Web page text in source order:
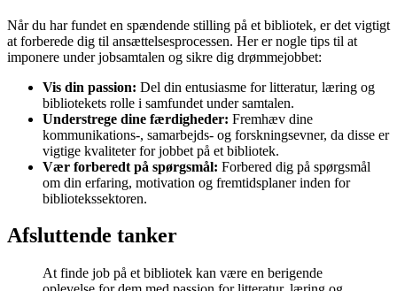
Når du har fundet en spændende stilling på et bibliotek, er det vigtigt
at forberede dig til ansættelsesprocessen. Her er nogle tips til at
imponere under jobsamtalen og sikre dig drømmejobbet:
Vis din passion: Del din entusiasme for litteratur, læring og
bibliotekets rolle i samfundet under samtalen.
Understrege dine færdigheder: Fremhæv dine
kommunikations-, samarbejds- og forskningsevner, da disse er
vigtige kvaliteter for jobbet på et bibliotek.
Vær forberedt på spørgsmål: Forbered dig på spørgsmål
om din erfaring, motivation og fremtidsplaner inden for
bibliotekssektoren.
Afsluttende tanker
At finde job på et bibliotek kan være en berigende